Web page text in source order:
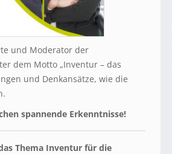
und Moderator der
dem Motto „Inventur – das
und Denkansätze, wie die
spannende Erkenntnisse!
Thema Inventur für die